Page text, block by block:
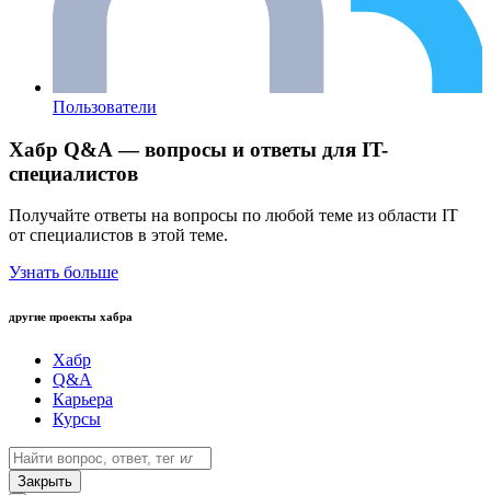
Пользователи
Хабр Q&A — вопросы и ответы для IT-
специалистов
Получайте ответы на вопросы по любой теме из области IT
от специалистов в этой теме.
Узнать больше
другие проекты хабра
Хабр
Q&A
Карьера
Курсы
Закрыть